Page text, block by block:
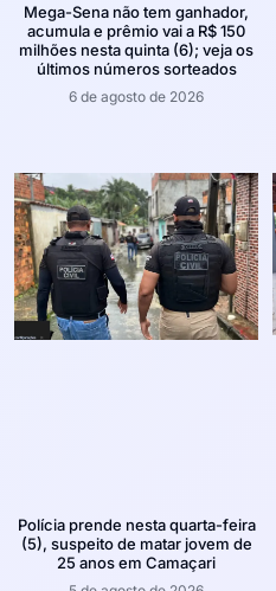
Mega-Sena não tem ganhador,
acumula e prêmio vai a R$ 150
milhões nesta quinta (6); veja os
últimos números sorteados
6 de agosto de 2026
Polícia prende nesta quarta-feira
(5), suspeito de matar jovem de
25 anos em Camaçari